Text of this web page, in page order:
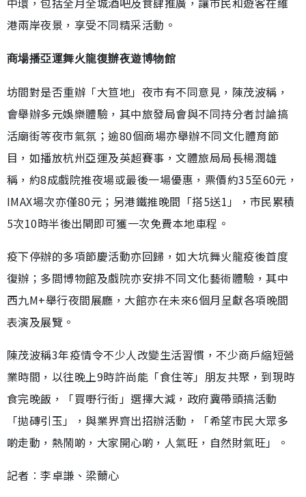
港兩岸夜景，享受不同精采活動。
商場播亞運舞火龍復辦夜遊博物館
坊間對是否重辦「大笪地」夜市有不同意見，陳茂波稱，
會舉辦多元娛樂體驗，其中旅發局會與不同持分者討論搞
活廟街等夜市氣氛；逾80個商場亦舉辦不同文化體育節
目，如播放杭州亞運及英超賽事，文體旅局局長楊潤雄
稱，約8成戲院推夜場或最後一場優惠，票價約35至60元，
IMAX場次亦僅80元；另港鐵推晚間「搭5送1」，市民累積
5次10時半後出閘即可獲一次免費本地車程。
疫下停辦的多項節慶活動亦回歸，如大坑舞火龍疫後首度
復辦；多間博物館及戲院亦安排不同文化藝術體驗，其中
西九M+舉行夜間展廳，大館亦在未來6個月呈獻各項晚間
表演及展覽。
陳茂波稱3年疫情令不少人改變生活習慣，不少商戶縮短營
業時間，以往晚上9時許尚能「食住等」朋友共聚，到現時
食完晚飯，「買嘢行街」選擇大減，政府冀帶頭搞活動
「拋磚引玉」，與業界齊出招辦活動，「希望市民大眾多
啲走動，熱鬧啲，大家開心啲，人氣旺，自然財氣旺」。
記者︰李卓謙、梁薾心